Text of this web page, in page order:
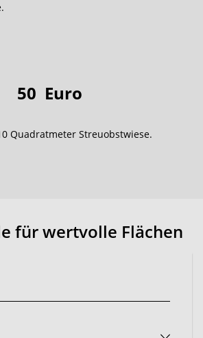
50 Euro
Quadratmeter Streuobstwiese.
für wertvolle Flächen